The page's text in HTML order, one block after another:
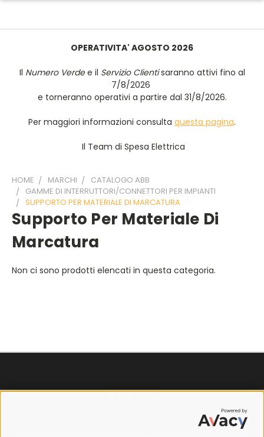
OPERATIVITA' AGOSTO 2026
Il Numero Verdee il Servizio Clientisaranno attivi fino al
7/8/2026
e torneranno operativi a partire dal 31/8/2026.
Per maggiori informazioni consulta questa pagina.
Il Team di Spesa Elettrica
HOME MARCHI
CATALOGO ABB
GAMME DI INTERRUTTORI/CONNETTORI PER IMPIANTI
SUPPORTO PER MATERIALE DI MARCATURA
Supporto Per Materiale Di
Marcatura
Non ci sono prodotti elencati in questa categoria.
SPEDIZIONI